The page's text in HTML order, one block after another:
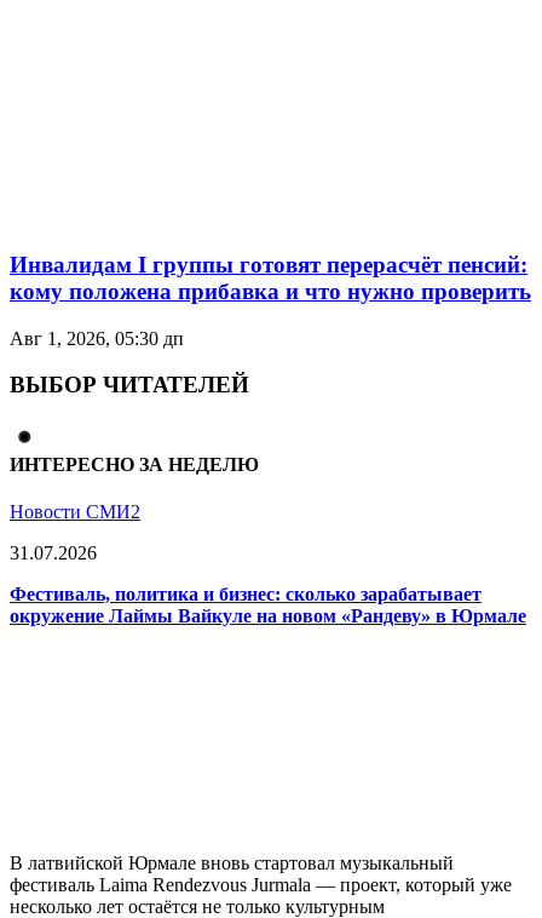
Инвалидам I группы готовят перерасчёт пенсий:
кому положена прибавка и что нужно проверить
Авг 1, 2026, 05:30 дп
ВЫБОР ЧИТАТЕЛЕЙ
ИНТЕРЕСНО ЗА НЕДЕЛЮ
Новости СМИ2
31.07.2026
Фестиваль, политика и бизнес: сколько зарабатывает
окружение Лаймы Вайкуле на новом «Рандеву» в Юрмале
В латвийской Юрмале вновь стартовал музыкальный
фестиваль Laima Rendezvous Jurmala — проект, который уже
несколько лет остаётся не только культурным